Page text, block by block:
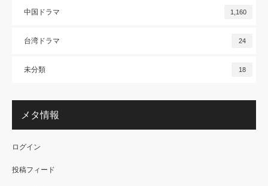
中国ドラマ 1,160
台湾ドラマ 24
未分類 18
メタ情報
ログイン
投稿フィード